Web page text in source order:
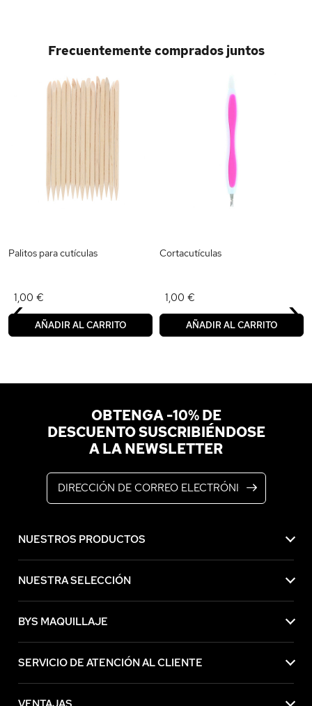
Frecuentemente comprados juntos
Palitos para cutículas
1,00 €
AÑADIR AL CARRITO
Cortacutículas
1,00 €
AÑADIR AL CARRITO
‹ ›
OBTENGA -10% DE
DESCUENTO SUSCRIBIÉNDOSE
A LA NEWSLETTER
NUESTROS PRODUCTOS
NUESTRA SELECCIÓN
BYS MAQUILLAJE
SERVICIO DE ATENCIÓN AL CLIENTE